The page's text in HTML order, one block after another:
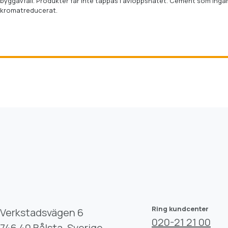
kromatreducerat.
Verkstadsvägen 6
Ring kundcenter
020-21 21 00